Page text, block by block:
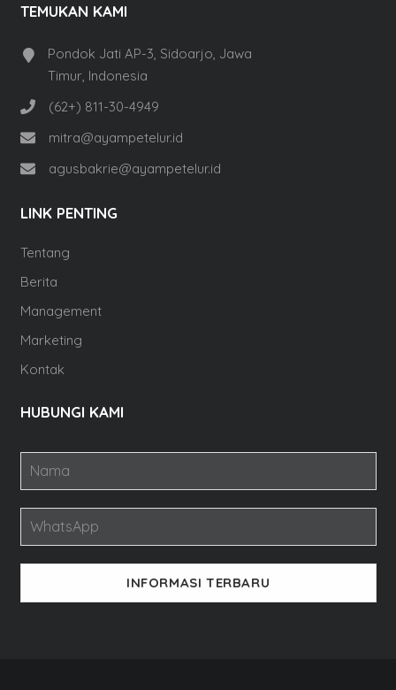
TEMUKAN KAMI
Pondok Jati AP-3, Sidoarjo, Jawa
Timur, Indonesia
(62+) 811-30-4949
mitra@ayampetelur.id
agusbakrie@ayampetelur.id
LINK PENTING
Tentang
Berita
Management
Marketing
Kontak
HUBUNGI KAMI
INFORMASI TERBARU